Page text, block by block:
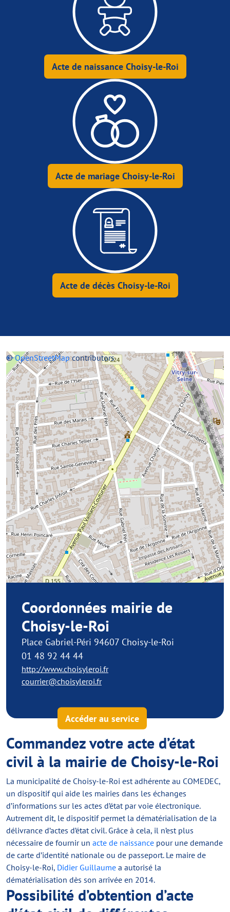
Acte de naissance Choisy-le-Roi
Acte de mariage Choisy-le-Roi
Acte de décès Choisy-le-Roi
+−
©OpenStreetMapcontributors
Coordonnées mairie de
Choisy-le-Roi
Place Gabriel-Péri 94607 Choisy-le-Roi
01 48 92 44 44
http://www.choisyleroi.fr
courrier@choisyleroi.fr
Accéder au service
Commandez votre acte d’état
civil à la mairie de Choisy-le-Roi
La municipalité de Choisy-le-Roi est adhérente au COMEDEC,
un dispositif qui aide les mairies dans les échanges
d’informations sur les actes d’état par voie électronique.
Autrement dit, le dispositif permet la dématérialisation de la
délivrance d’actes d’état civil. Grâce à cela, il n’est plus
nécessaire de fournir un acte de naissance pour une demande
de carte d’identité nationale ou de passeport. Le maire de
Choisy-le-Roi, Didier Guillaume a autorisé la
dématérialisation dès son arrivée en 2014.
Possibilité d’obtention d’acte